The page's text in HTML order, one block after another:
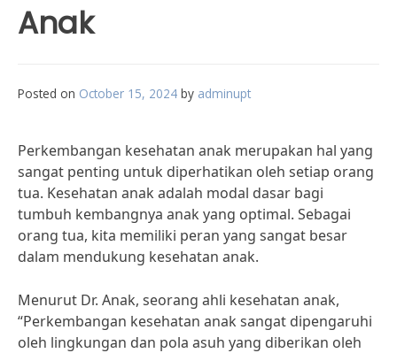
Anak
Posted on October 15, 2024 by adminupt
Perkembangan kesehatan anak merupakan hal yang
sangat penting untuk diperhatikan oleh setiap orang
tua. Kesehatan anak adalah modal dasar bagi
tumbuh kembangnya anak yang optimal. Sebagai
orang tua, kita memiliki peran yang sangat besar
dalam mendukung kesehatan anak.
Menurut Dr. Anak, seorang ahli kesehatan anak,
“Perkembangan kesehatan anak sangat dipengaruhi
oleh lingkungan dan pola asuh yang diberikan oleh